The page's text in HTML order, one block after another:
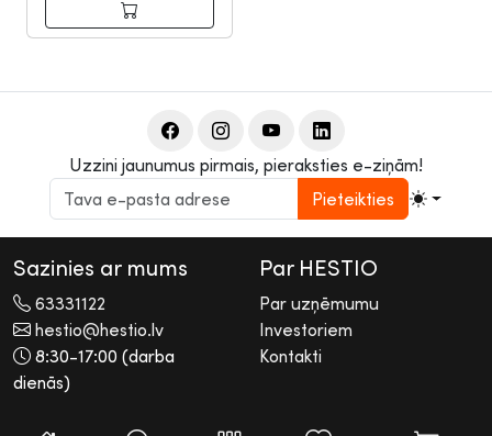
Uzzini jaunumus pirmais, pieraksties e-ziņām!
Pieteikties
Sazinies ar mums
63331122
hestio@hestio.lv
8:30-17:00 (darba
dienās)
Par HESTIO
Par uzņēmumu
Investoriem
Kontakti
2026 © Hestio AS